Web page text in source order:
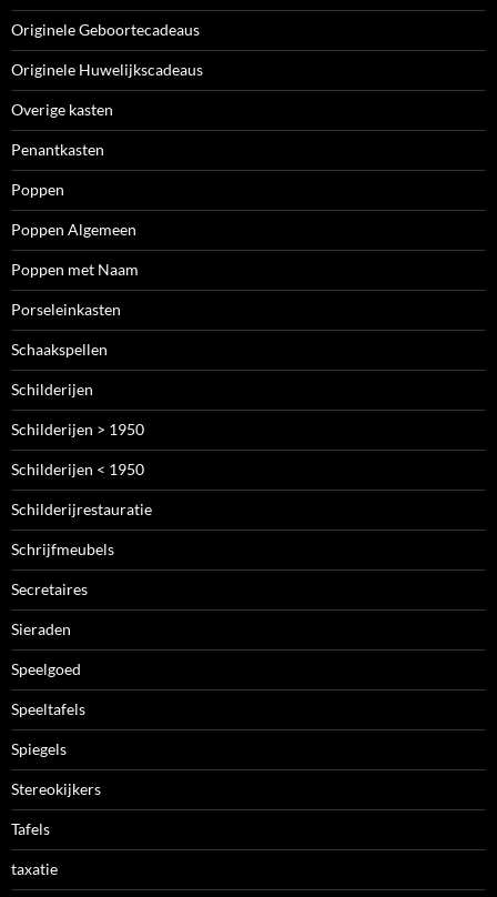
Originele Geboortecadeaus
Originele Huwelijkscadeaus
Overige kasten
Penantkasten
Poppen
Poppen Algemeen
Poppen met Naam
Porseleinkasten
Schaakspellen
Schilderijen
Schilderijen > 1950
Schilderijen < 1950
Schilderijrestauratie
Schrijfmeubels
Secretaires
Sieraden
Speelgoed
Speeltafels
Spiegels
Stereokijkers
Tafels
taxatie